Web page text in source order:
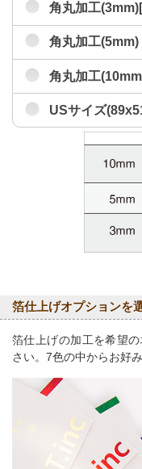
角丸加工
角丸加工(5mm)
角丸加工
USサイズ
箔仕上げオプションを
箔仕上げの加工を希望
さい。7色の中からお好